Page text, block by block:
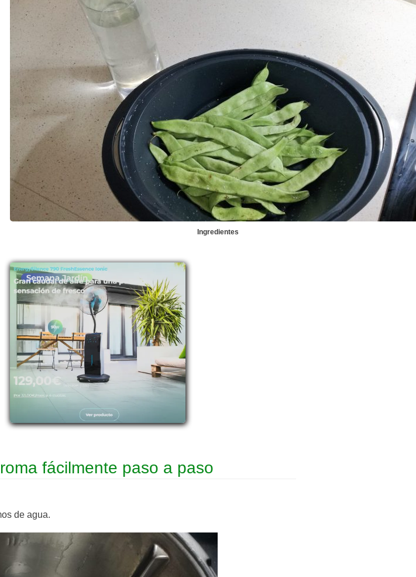
Ingredientes
fácilmente paso a paso
de agua.